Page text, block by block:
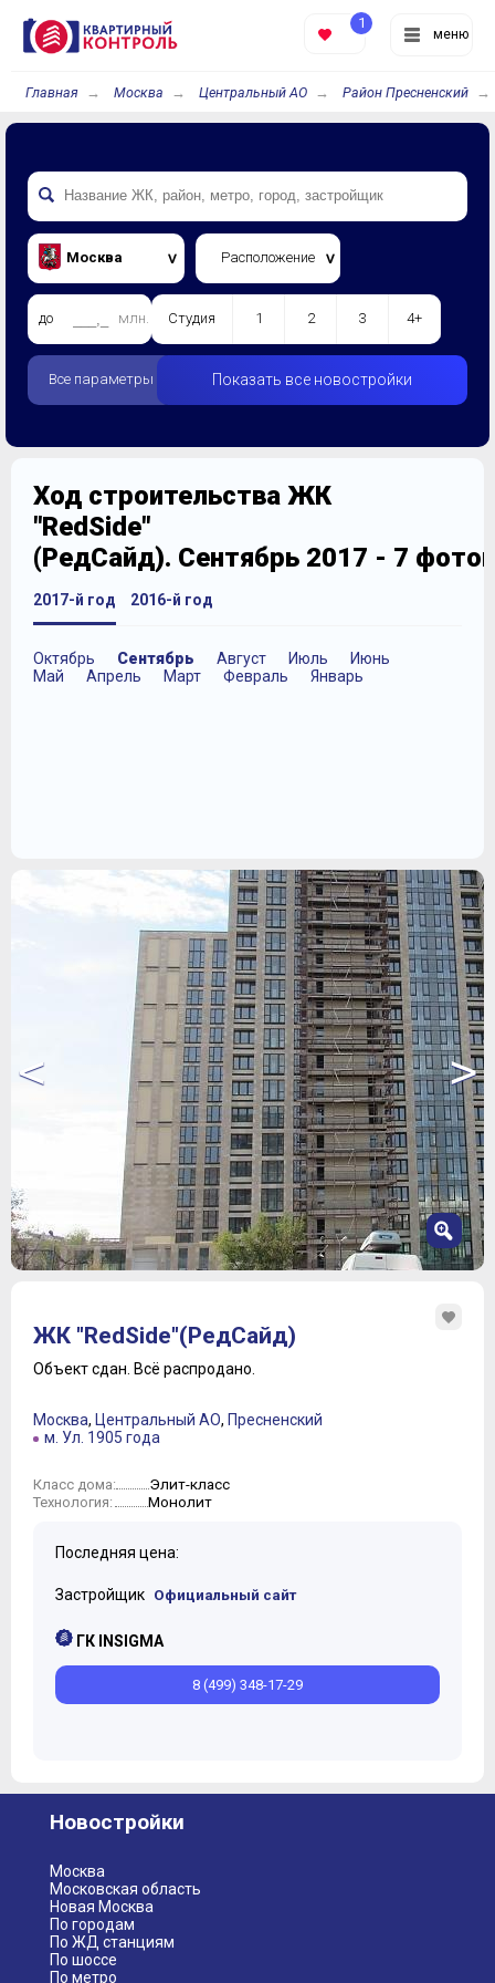
меню
1
Главная Москва Центральный АО Район Пресненский
Москва Расположение
до млн. Студия 1 2 3 4+
Все параметры Показать все новостройки
Ход строительства ЖК
"RedSide"
(РедСайд). Сентябрь 2017 - 7
2017-й год
Октябрь Сентябрь Август Июль
Июнь
Май
Апрель Март Февраль Январь
2016-й год
< >
3
4
6
7
ЖК "RedSide"(РедСайд)
Объект сдан. Всё распродано.
Москва, Центральный АО, Пресненский
м. Ул. 1905 года
Класс дома: Элит-класс
Технология: Монолит
Последняя цена:
Застройщик Официальный сайт
ГК INSIGMA
8 (499) 348-17-29
Новостройки
Москва
Московская область
Новая Москва
По городам
По ЖД станциям
По шоссе
По метро